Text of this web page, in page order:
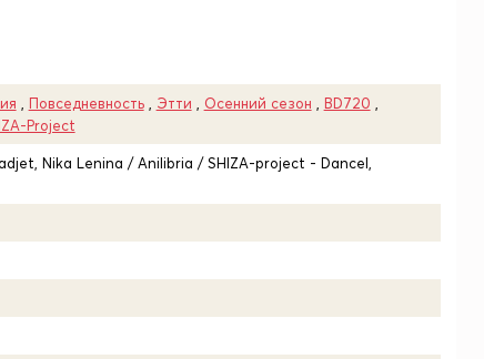
Повседневность, Этти Осенний сезон BD720
Project
Nika Lenina / Anilibria / SHIZA-project - Dancel,